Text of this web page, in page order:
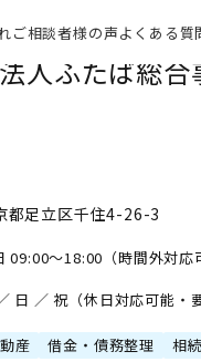
ご相談者様の声よくある質
人ふたば総合
都足立区千住4-26-3
09:00～18:00（時間外対応
日 ／ 祝（休日対応可能・
産 借金・債務整理 相続